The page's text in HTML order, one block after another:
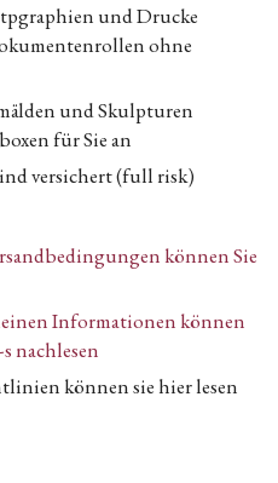
und Drucke
ohne
und Skulpturen
für Sie an
versichert (full risk)
können Sie
Informationen können
nachlesen
können sie hier lesen